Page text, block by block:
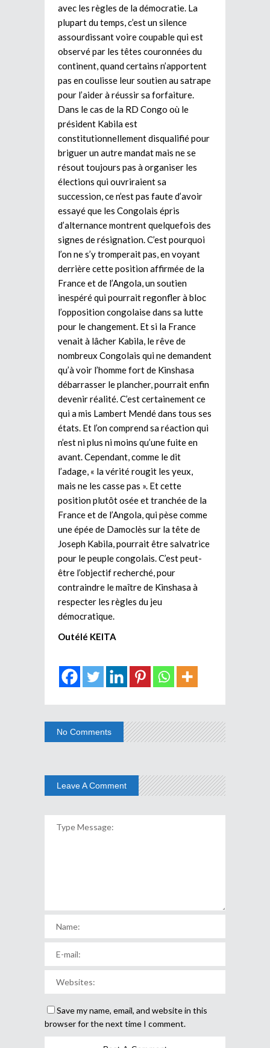
avec les règles de la démocratie. La
plupart du temps, c’est un silence
assourdissant voire coupable qui est
observé par les têtes couronnées du
continent, quand certains n’apportent
pas en coulisse leur soutien au satrape
pour l’aider à réussir sa forfaiture.
Dans le cas de la RD Congo où le
président Kabila est
constitutionnellement disqualifié pour
briguer un autre mandat mais ne se
résout toujours pas à organiser les
élections qui ouvriraient sa
succession, ce n’est pas faute d’avoir
essayé que les Congolais épris
d’alternance montrent quelquefois des
signes de résignation. C’est pourquoi
l’on ne s’y tromperait pas, en voyant
derrière cette position affirmée de la
France et de l’Angola, un soutien
inespéré qui pourrait regonfler à bloc
l’opposition congolaise dans sa lutte
pour le changement. Et si la France
venait à lâcher Kabila, le rêve de
nombreux Congolais qui ne demandent
qu’à voir l’homme fort de Kinshasa
débarrasser le plancher, pourrait enfin
devenir réalité. C’est certainement ce
qui a mis Lambert Mendé dans tous ses
états. Et l’on comprend sa réaction qui
n’est ni plus ni moins qu’une fuite en
avant. Cependant, comme le dit
l’adage, « la vérité rougit les yeux,
mais ne les casse pas ». Et cette
position plutôt osée et tranchée de la
France et de l’Angola, qui pèse comme
une épée de Damoclès sur la tête de
Joseph Kabila, pourrait être salvatrice
pour le peuple congolais. C’est peut-
être l’objectif recherché, pour
contraindre le maître de Kinshasa à
respecter les règles du jeu
démocratique.
Outélé KEITA
No Comments
Leave A Comment
Save my name, email, and website in this
browser for the next time I comment.